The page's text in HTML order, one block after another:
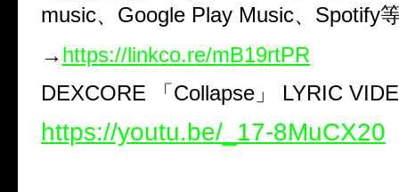
music、 Google Play Music、 Spotify
→ https://linkco.re/mB19rtPR
DEXCORE
「 Collapse 」 LYRIC
https://youtu.be/_17-8MuCX20